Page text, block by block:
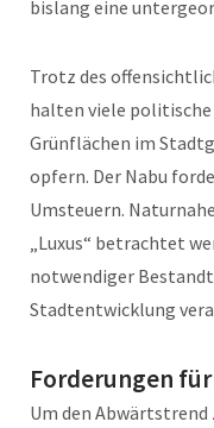
bislang eine
Trotz des
halten viele
Grünflächen im
opfern. Der Nabu
Umsteuern.
„Luxus“ betrachtet
notwendiger
Stadtentwicklung
Forderungen
Um den